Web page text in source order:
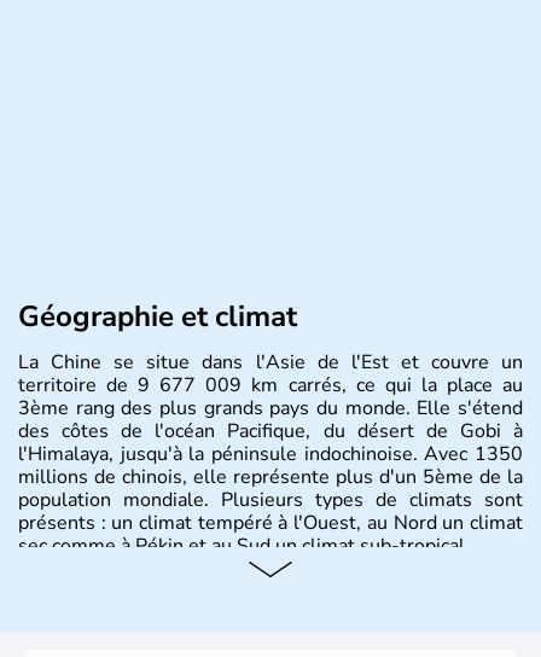
Géographie et climat
La Chine se situe dans l'Asie de l'Est et couvre un
territoire de 9 677 009 km carrés, ce qui la place au
3ème rang des plus grands pays du monde. Elle s'étend
des côtes de l'océan Pacifique, du désert de Gobi à
l'Himalaya, jusqu'à la péninsule indochinoise. Avec 1350
millions de chinois, elle représente plus d'un 5ème de la
population mondiale. Plusieurs types de climats sont
présents : un climat tempéré à l'Ouest, au Nord un climat
sec comme à Pékin et au Sud un climat sub-tropical.